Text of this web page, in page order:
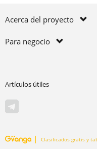
Acerca del proyecto
Para negocio
Artículos útiles
Clasificados gratis y